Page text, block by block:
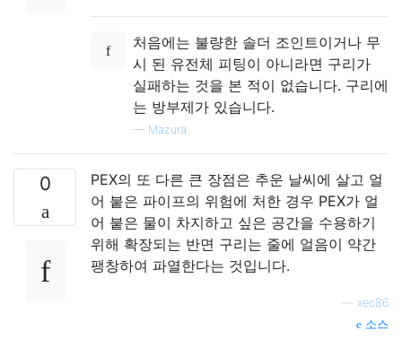
처음에는 불량한 솔더 조인트이거나 무
시 된 유전체 피팅이 아니라면 구리가
실패하는 것을 본 적이 없습니다. 구리에
는 방부제가 있습니다.
— Mazura
0
PEX의 또 다른 큰 장점은 추운 날씨에 살고 얼
어 붙은 파이프의 위험에 처한 경우 PEX가 얼
어 붙은 물이 차지하고 싶은 공간을 수용하기
위해 확장되는 반면 구리는 줄에 얼음이 약간
팽창하여 파열한다는 것입니다.
xec86
소스